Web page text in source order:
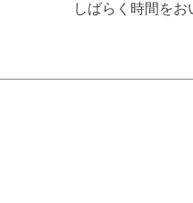
しばらく時間を